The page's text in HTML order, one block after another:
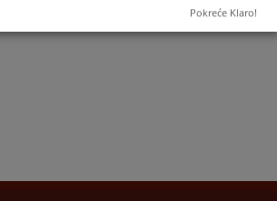
Pokreće Klaro!